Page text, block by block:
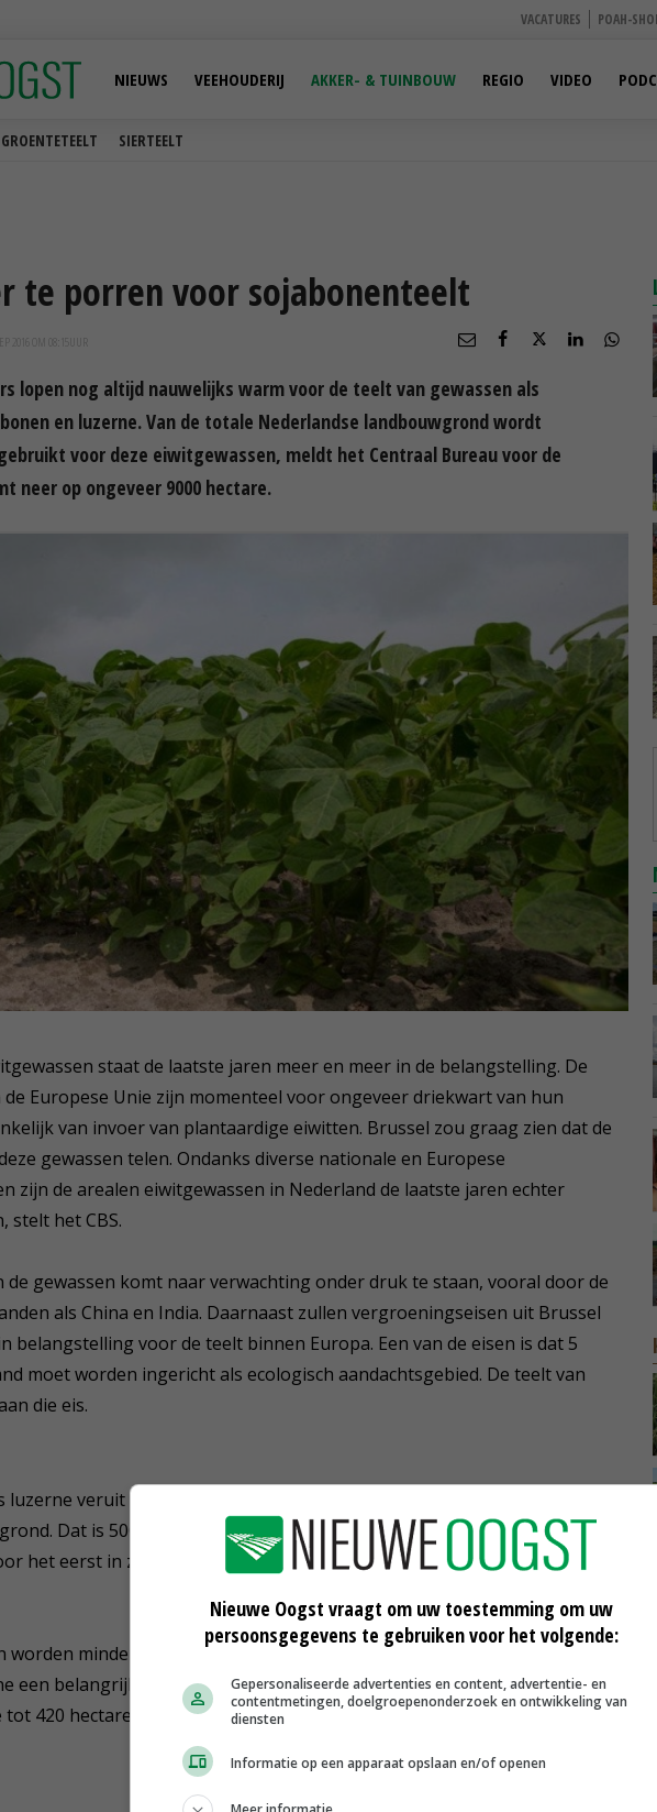
VACATURES POAH-
GROENTETEELT SIERTEELT
NIEUWS VEEHOUDERIJ AKKER- & TUINBOUW REGIO VIDEO
te porren voor sojabonenteelt
2016 OM 08:15
lopen nog altijd nauwelijks warm voor de teelt van gewassen als
en luzerne. Van de totale Nederlandse landbouwgrond wordt
voor deze eiwitgewassen, meldt het Centraal Bureau voor de
neer op ongeveer 9000 hectare.
staat de laatste jaren meer en meer in de belangstelling. De
Europese Unie zijn momenteel voor ongeveer driekwart van hun
van invoer van plantaardige eiwitten. Brussel zou graag zien dat de
gewassen telen. Ondanks diverse nationale en Europese
zijn de arealen eiwitgewassen in Nederland de laatste jaren echter
stelt het CBS.
de gewassen komt naar verwachting onder druk te staan, vooral door de
als China en India. Daarnaast zullen vergroeningseisen uit Brussel
belangstelling voor de teelt binnen Europa. Een van de eisen is dat 5
moet worden ingericht als ecologisch aandachtsgebied. De teelt van
die eis.
luzerne veruit het belangrijkste. Die teelt beslaat in Nederland momenteel
Dat is 500 hectare meer dan een jaar eerder. De sojateelt verliest
het eerst in zes jaar daalde dit jaar het areaal sojabonen, van 190 naar
minder geteeld. Beide gewassen dienen ook als grondstof voor
een belangrijke grondstof voor vleesvervangers. Het areaal veldbonen
420 hectare.
Nieuwe Oogst vraagt om uw toestemming om uw
persoonsgegevens te gebruiken voor het volgende:
Gepersonaliseerde advertenties en content, advertentie- en
contentmetingen, doelgroepenonderzoek en ontwikkeling van
diensten
Informatie op een apparaat opslaan en/of openen